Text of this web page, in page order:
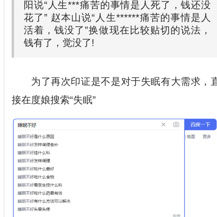
阳说“人生***痛苦的事情是人死了，钱还没
花了” 赵本山说“人生******痛苦的事情是人
活着，钱没了”换做现在比较贴切的说法，
钱有了，觉没了!
为了再次印证是不是对于失眠有大需求，
接在度娘搜索“失眠”